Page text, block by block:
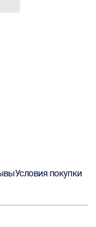
Условия покупки